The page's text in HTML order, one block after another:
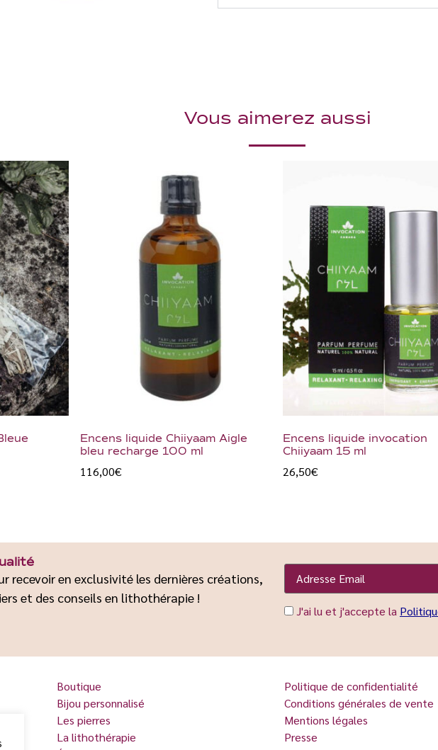
Vous aimerez aussi
Encens liquide Chiiyaam Aigle
bleu recharge 100 ml
116,00€
Encens liquide invocation
Chiiyaam 15 ml
26,50€
recevoir en exclusivité les dernières créations,
et des conseils en lithothérapie !
J'ai lu et j'accepte la
Boutique
Bijou personnalisé
Les pierres
La lithothérapie
Politique de confidentialité
Conditions générales de vente
Mentions légales
Presse